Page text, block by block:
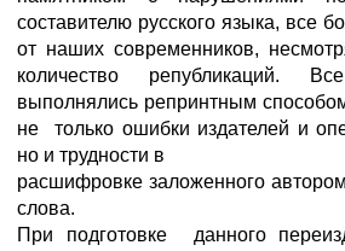
составителю русского языка, все
от наших современников,
количество републикаций.
выполнялись репринтным
не только ошибки издателей и
но и трудности в
расшифровке заложенного
слова.
При подготовке данного